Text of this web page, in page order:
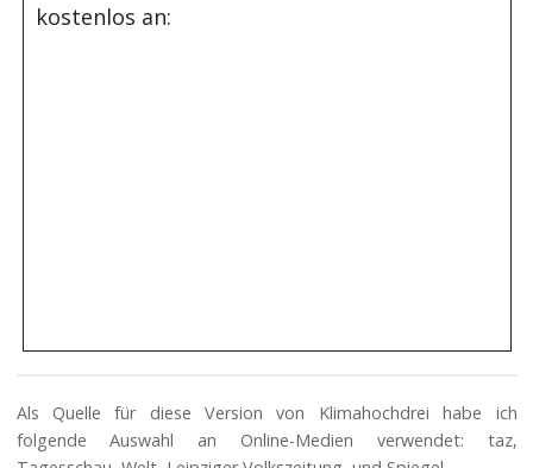
kostenlos an:
Als Quelle für diese Version von Klimahochdrei habe ich
folgende Auswahl an Online-Medien verwendet: taz,